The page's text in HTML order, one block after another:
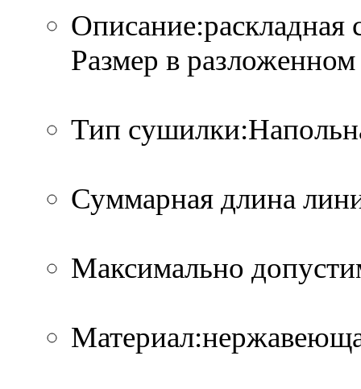
Описание:раскладная
Размер в
Тип
Суммарная длина
Максимально